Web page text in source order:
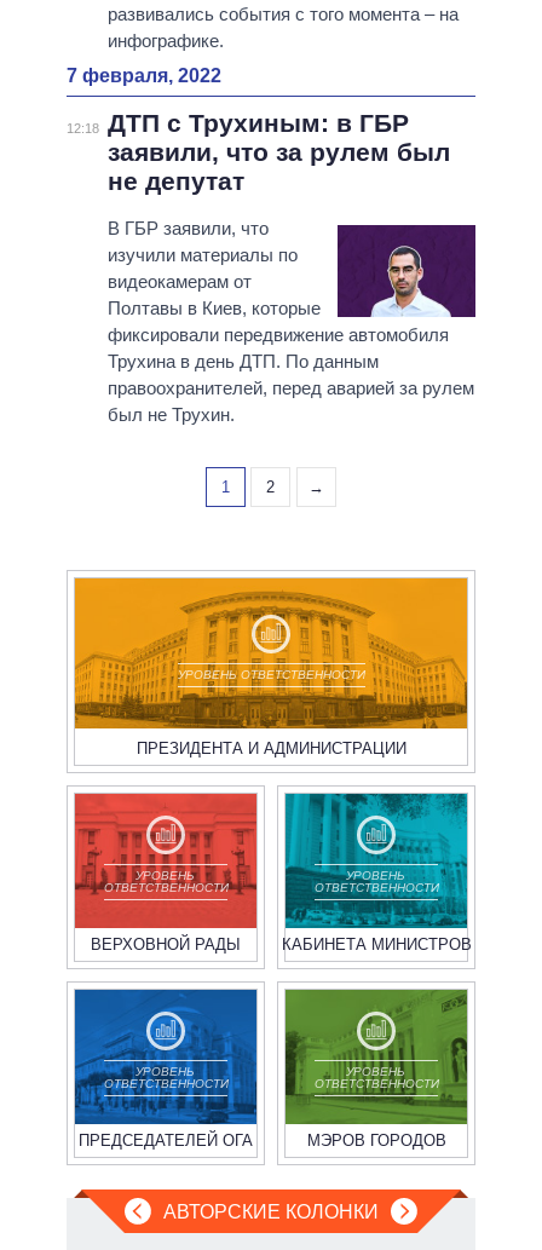
развивались события с того момента – на
инфографике.
7 февраля, 2022
12:18 ДТП с Трухиным: в ГБР
заявили, что за рулем был
не депутат
В ГБР заявили, что
изучили материалы по
видеокамерам от
Полтавы в Киев, которые
фиксировали передвижение автомобиля
Трухина в день ДТП. По данным
правоохранителей, перед аварией за рулем
был не Трухин.
1 2 →
УРОВЕНЬ ОТВЕТСТВЕННОСТИ
ПРЕЗИДЕНТА И АДМИНИСТРАЦИИ
УРОВЕНЬ
ОТВЕТСТВЕННОСТИ
ВЕРХОВНОЙ РАДЫ
УРОВЕНЬ
ОТВЕТСТВЕННОСТИ
КАБИНЕТА МИНИСТРОВ
УРОВЕНЬ
ОТВЕТСТВЕННОСТИ
ПРЕДСЕДАТЕЛЕЙ ОГА
УРОВЕНЬ
ОТВЕТСТВЕННОСТИ
МЭРОВ ГОРОДОВ
АВТОРСКИЕ КОЛОНКИ